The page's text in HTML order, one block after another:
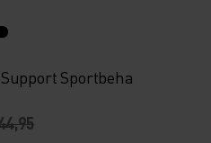
Sportbeha